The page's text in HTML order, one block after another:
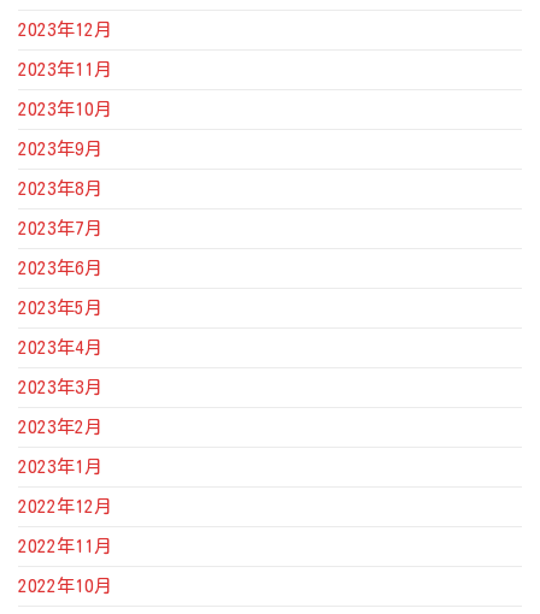
2023年12月
2023年11月
2023年10月
2023年9月
2023年8月
2023年7月
2023年6月
2023年5月
2023年4月
2023年3月
2023年2月
2023年1月
2022年12月
2022年11月
2022年10月